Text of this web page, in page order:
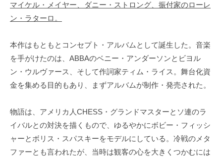
マイケル・メイヤー、ダニー・ストロング、振付家のローレ
ン・ラターロ。
本作はもともとコンセプト・アルバムとして誕生した。音楽
を手がけたのは、ABBAのベニー・アンダーソンとビヨル
ン・ウルヴァース、そして作詞家ティム・ライス。舞台化資
金を集める目的もあり、まずアルバムが制作・発売された。
物語は、アメリカ人CHESS・グランドマスターとソ連のラ
イバルとの対決を描くもので、ゆるやかにボビー・フィッシ
ャーとボリス・スパスキーをモデルにしている。冷戦のメタ
ファーとも言われたが、当時は観客の心を大きくつかむには